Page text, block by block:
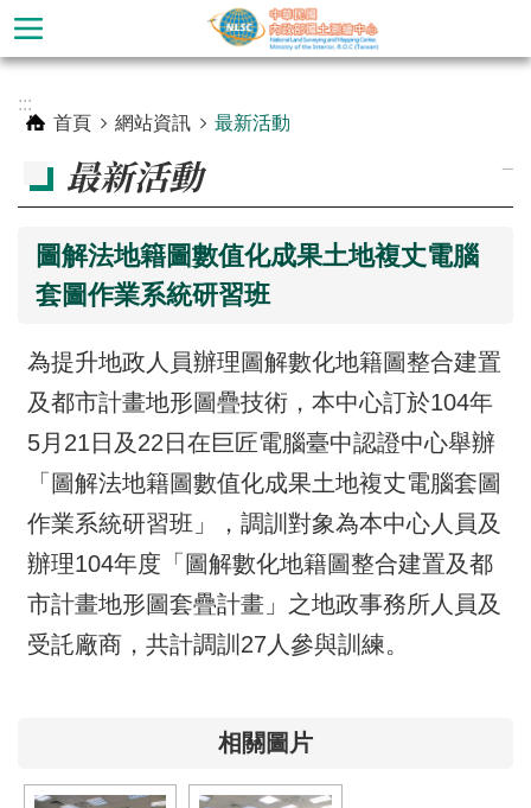
跳到主要內容區塊
階
訊
息
關
於
本
繪
:::
首頁
網站資訊 最新活動
最新活動
圖解法地籍圖數值化成果土地複丈電腦
套圖作業系統研習班
為提升地政人員辦理圖解數化地籍圖整合建置
及都市計畫地形圖疊技術，本中心訂於104年
5月21日及22日在巨匠電腦臺中認證中心舉辦
「圖解法地籍圖數值化成果土地複丈電腦套圖
作業系統研習班」，調訓對象為本中心人員及
辦理104年度「圖解數化地籍圖整合建置及都
市計畫地形圖套疊計畫」之地政事務所人員及
受託廠商，共計調訓27人參與訓練。
相關圖片